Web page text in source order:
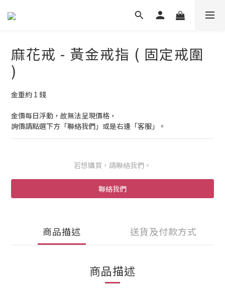
麻花戒 - 黃金戒指 ( 固定戒圍
)
金重約 1 錢
金價每日浮動，故無法呈現價格，
詢價請點選下方「聯絡我們」或是右邊「客服」。
若想購買，請聯絡我們。
聯絡我們
商品描述 送貨及付款方式
商品描述